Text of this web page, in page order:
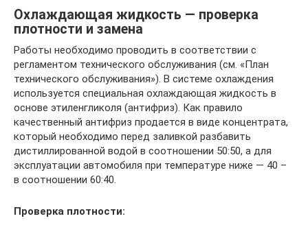
Охлаждающая жидкость — проверка
плотности и замена
Работы необходимо проводить в соответствии с
peгламентом технического обслуживания (см. «План
технического обслуживания»). В системе охлаждения
используется специальная охлаждающая жидкость в
основе этиленгликоля (антифриз). Как правило
качественный антифриз продается в виде концентрата,
который необходимо перед заливкой разбавить
дистиллированной водой в соотношении 50:50, а для
эксплуатации автомобиля при температуре ниже — 40 –
в соотношении 60:40.
Проверка плотности: